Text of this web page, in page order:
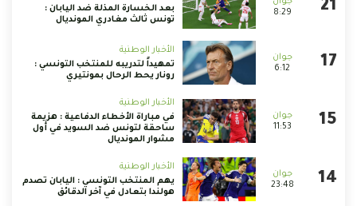
8:29
بعد الخسارة المذلة ضد اليابان :
تونس ثالث مغادري المونديال
6:12
الأخبار الوطنية
تمهيداً لتدريبه للمنتخب التونسي :
رونار يحط الرحال بمونتيري
11:53
الأخبار الوطنية
في مباراة الأخطاء الدفاعية : هزيمة
ساحقة لتونس ضد السويد في أول
مشوار المونديال
23:48
الأخبار الوطنية
يهم المنتخب التونسي : اليابان تصدم
هولندا بتعادل في آخر الدقائق